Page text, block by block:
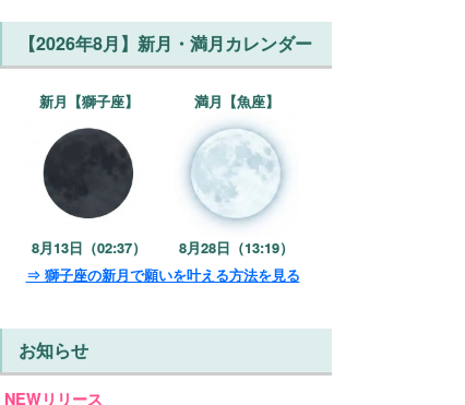
【2026年8月】新月・満月カレンダー
新月【獅子座】
8月13日（02:37）
満月【魚座】
8月28日（13:19）
⇒ 獅子座の新月で願いを叶える方法を見る
お知らせ
NEWリリース